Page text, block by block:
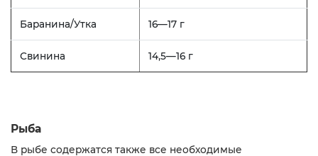
Баранина/Утка 16—17 г
Свинина 14,5—16 г
Рыба
В рыбе содержатся также все необходимые